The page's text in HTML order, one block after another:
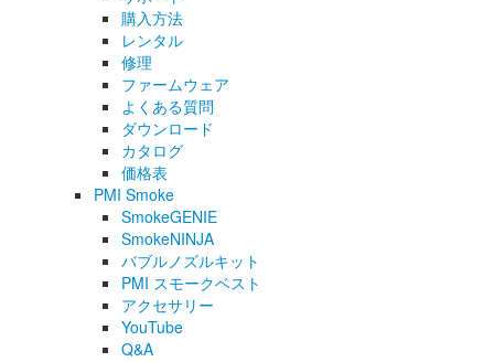
購入方法
レンタル
修理
ファームウェア
よくある質問
ダウンロード
カタログ
価格表
PMI Smoke
SmokeGENIE
SmokeNINJA
バブルノズルキット
PMI スモークベスト
アクセサリー
YouTube
Q&A